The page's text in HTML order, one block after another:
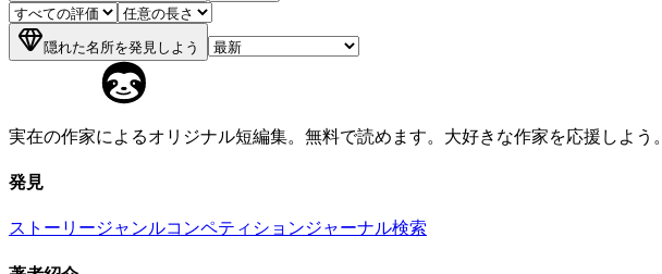
隠れた名所を発見しよう
実在の作家によるオリジナル短編集。無料で読めます。大好きな作家を応援しよう。
発見
ストーリージャンルコンペティションジャーナル検索